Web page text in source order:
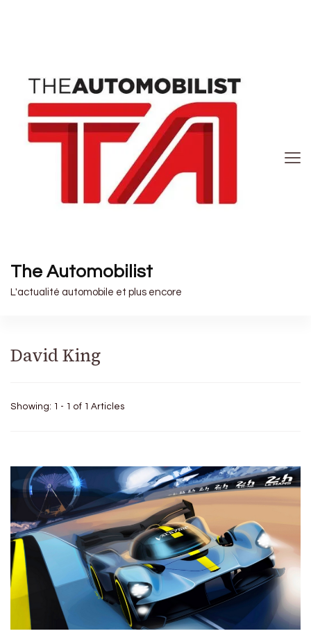
The Automobilist
L'actualité automobile et plus encore
David King
Showing: 1 - 1 of 1 Articles